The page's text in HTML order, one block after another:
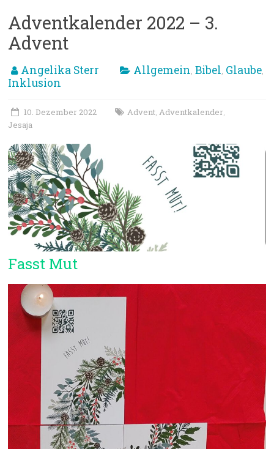
Adventkalender 2022 – 3.
Advent
Angelika Sterr Allgemein,Bibel, Glaube,
Inklusion
10. Dezember 2022 Advent,Adventkalender,
Jesaja
Fasst Mut